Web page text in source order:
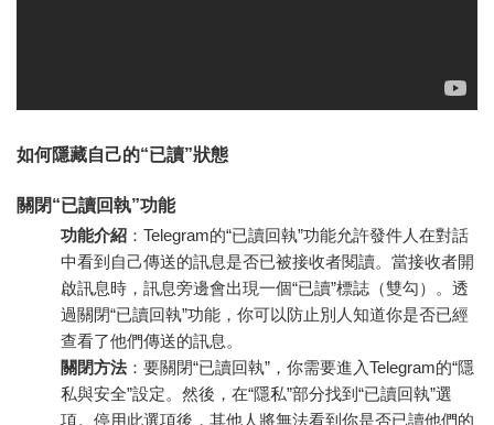
如何隱藏自己的“已讀”狀態
關閉“已讀回執”功能
功能介紹 ：Telegram的“已讀回執”功能允許發件人在對話
中看到自己傳送的訊息是否已被接收者閱讀。當接收者開
啟訊息時，訊息旁邊會出現一個“已讀”標誌（雙勾）。透
過關閉“已讀回執”功能，你可以防止別人知道你是否已經
查看了他們傳送的訊息。
關閉方法：要關閉“已讀回執”，你需要進入Telegram的“隱
私與安全”設定。然後，在“隱私”部分找到“已讀回執”選
項。停用此選項後，其他人將無法看到你是否已讀他們的